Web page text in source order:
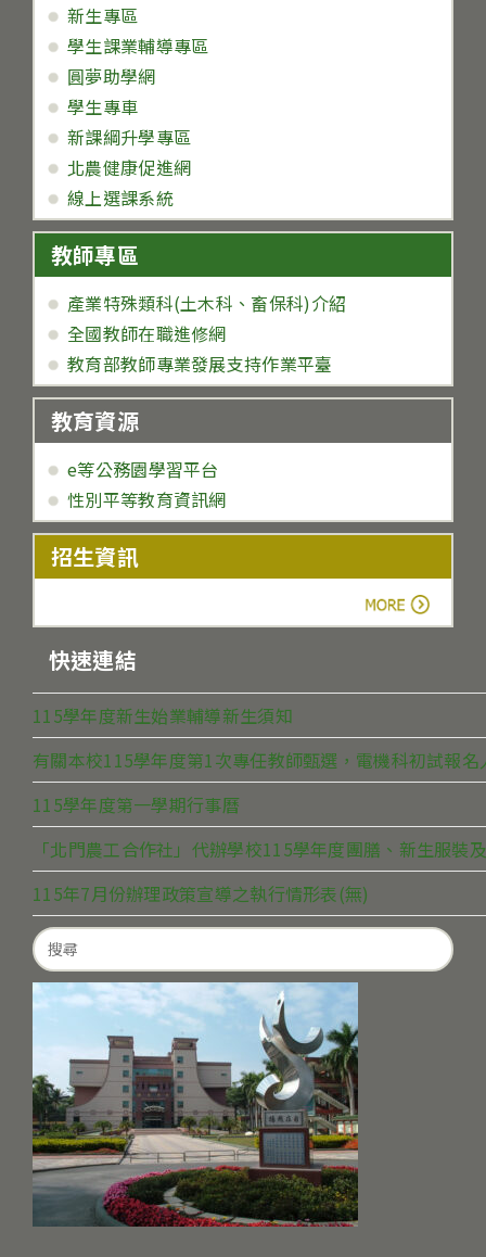
新生專區
學生課業輔導專區
圓夢助學網
學生專車
新課綱升學專區
北農健康促進網
線上選課系統
教師專區
產業特殊類科(土木科、畜保科)介紹
全國教師在職進修網
教育部教師專業發展支持作業平臺
教育資源
e等公務園學習平台
性別平等教育資訊網
招生資訊
快速連結
115學年度新生始業輔導新生須知
有關本校115學年度第1次專任教師甄選，電機科初試報
115學年度第一學期行事曆
「北門農工合作社」代辦學校115學年度團膳、新生服裝
115年7月份辦理政策宣導之執行情形表(無)
Search
for: